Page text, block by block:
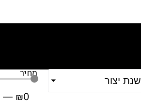
שנת יצור
מחיר
₪0
—